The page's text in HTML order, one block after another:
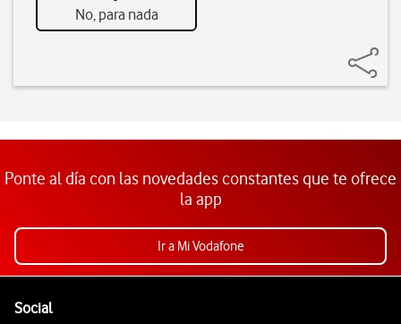
No, para nada
Ponte al día con las novedades constantes que te ofrece
la app
Ir a Mi Vodafone
SocialEnlaces a las redes sociales de Vodafone